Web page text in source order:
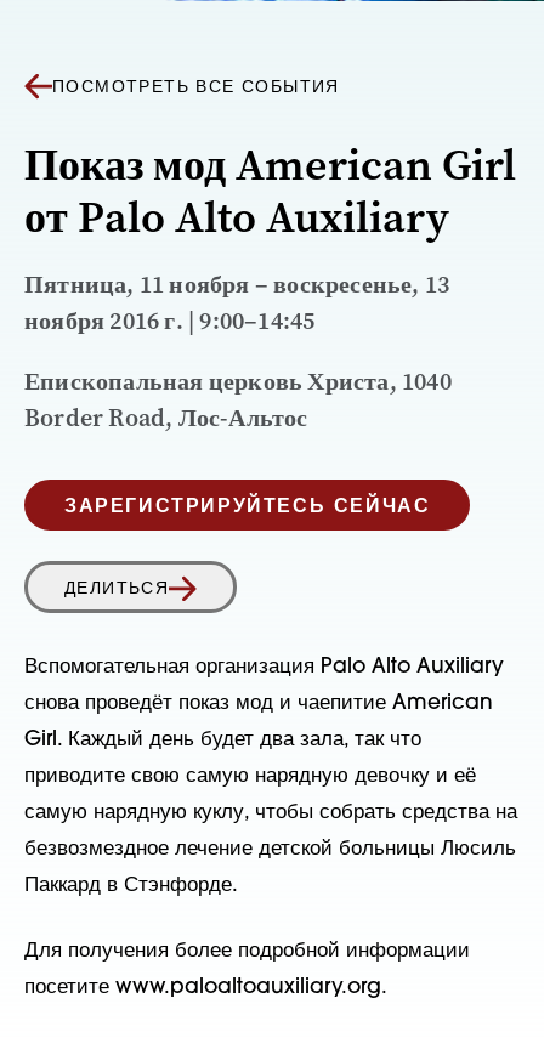
ПОСМОТРЕТЬ ВСЕ СОБЫТИЯ
Показ мод American Girl
от Palo Alto Auxiliary
Пятница, 11 ноября – воскресенье, 13
ноября 2016 г. | 9:00–14:45
Епископальная церковь Христа, 1040
Border Road, Лос-Альтос
ЗАРЕГИСТРИРУЙТЕСЬ СЕЙЧАС
ДЕЛИТЬСЯ
Вспомогательная организация Palo Alto Auxiliary
снова проведёт показ мод и чаепитие American
Girl. Каждый день будет два зала, так что
приводите свою самую нарядную девочку и её
самую нарядную куклу, чтобы собрать средства на
безвозмездное лечение детской больницы Люсиль
Паккард в Стэнфорде.
Для получения более подробной информации
посетите www.paloaltoauxiliary.org.